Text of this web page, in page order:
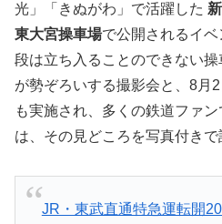
光」「きぬがわ」で活躍した
東大宮操車場で公開されるイ
段は立ち入ることのできない
が勢ぞろいする撮影会と、8月
も実施され、多くの鉄道ファ
は、その見どころを写真付きで
JR・東武直通特急運転開